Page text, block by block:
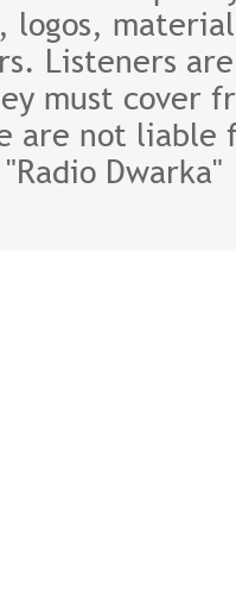
logos,
Listeners
must cover
are not
Dwarka"